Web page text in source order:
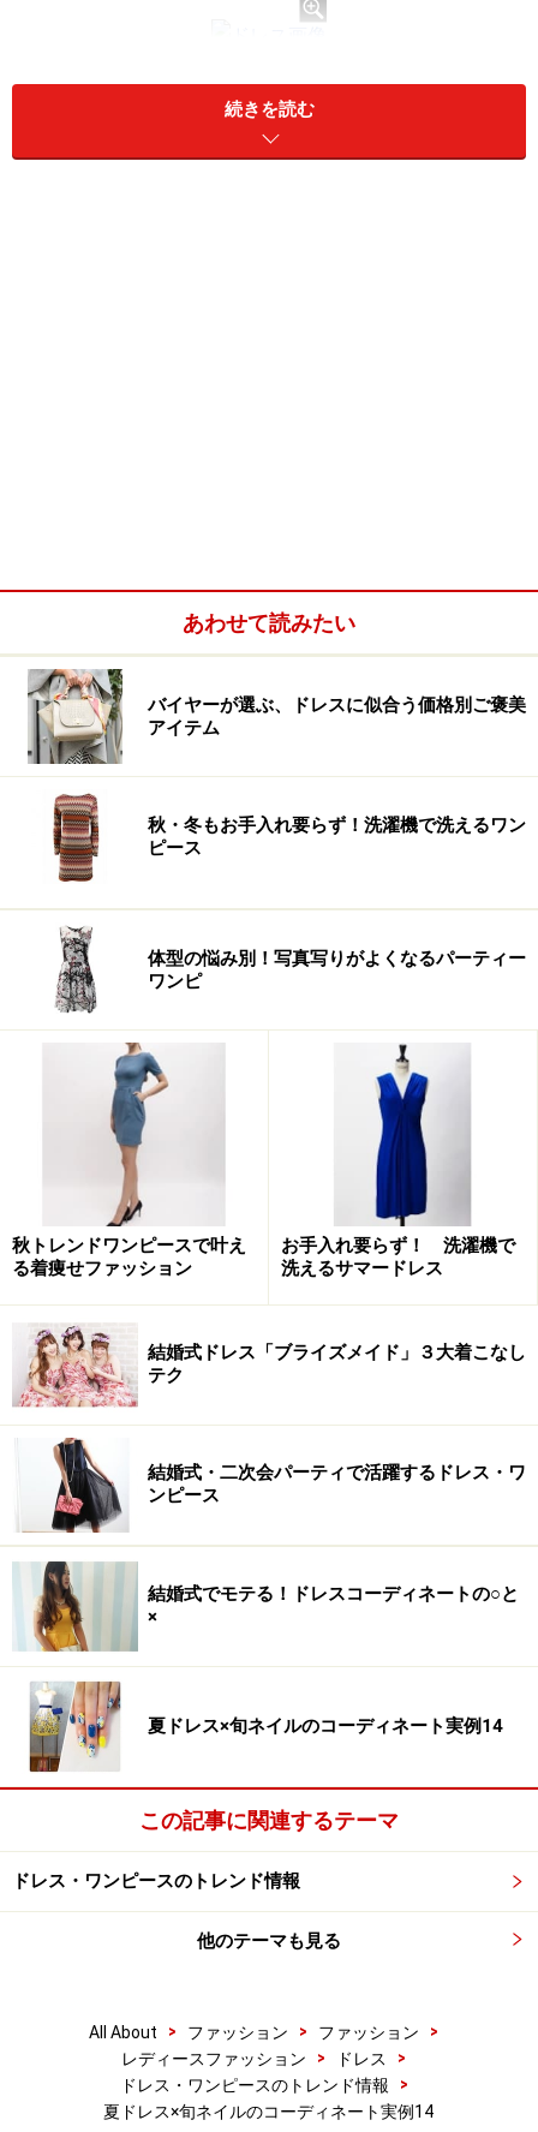
続きを読む
あわせて読みたい
バイヤーが選ぶ、ドレスに似合う価格別ご褒美
アイテム
秋・冬もお手入れ要らず！洗濯機で洗えるワン
ピース
体型の悩み別！写真写りがよくなるパーティー
ワンピ
秋トレンドワンピースで叶え
る着痩せファッション
お手入れ要らず！ 洗濯機で
洗えるサマードレス
結婚式ドレス「ブライズメイド」３大着こなし
テク
結婚式・二次会パーティで活躍するドレス・ワ
ンピース
結婚式でモテる！ドレスコーディネートの○と
×
夏ドレス×旬ネイルのコーディネート実例14
この記事に関連するテーマ
ドレス・ワンピースのトレンド情報
他のテーマも見る
All About > ファッション > ファッション
>
レディースファッション
> ドレス
>
ドレス・ワンピースのトレンド情報
>
夏ドレス×旬ネイルのコーディネート実例14